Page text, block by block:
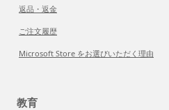
返品・返金
ご注文履歴
Microsoft Store をお選びいただく理由
教育